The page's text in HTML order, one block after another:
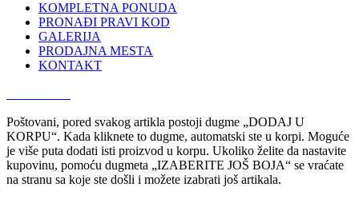
KOMPLETNA PONUDA
PRONAĐI PRAVI KOD
GALERIJA
PRODAJNA MESTA
KONTAKT
Poštovani, pored svakog artikla postoji dugme „DODAJ U
KORPU“. Kada kliknete to dugme, automatski ste u korpi. Moguće
je više puta dodati isti proizvod u korpu. Ukoliko želite da nastavite
kupovinu, pomoću dugmeta „IZABERITE JOŠ BOJA“ se vraćate
na stranu sa koje ste došli i možete izabrati još artikala.